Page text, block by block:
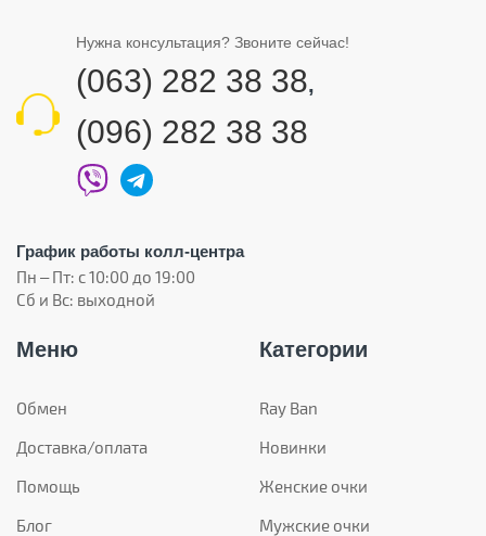
Нужна консультация? Звоните сейчас!
(063) 282 38 38,
(096) 282 38 38
График работы колл-центра
Пн – Пт: с 10:00 до 19:00
Сб и Вс: выходной
Меню
Обмен
Доставка/оплата
Помощь
Блог
Категории
Ray Ban
Новинки
Женские очки
Мужские очки